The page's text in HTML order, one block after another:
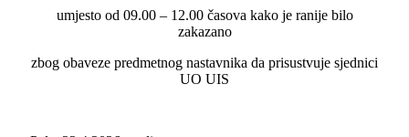
umjesto od 09.00 – 12.00 časova kako je ranije bilo
zakazano
zbog obaveze predmetnog nastavnika da prisustvuje sjednici
UO UIS